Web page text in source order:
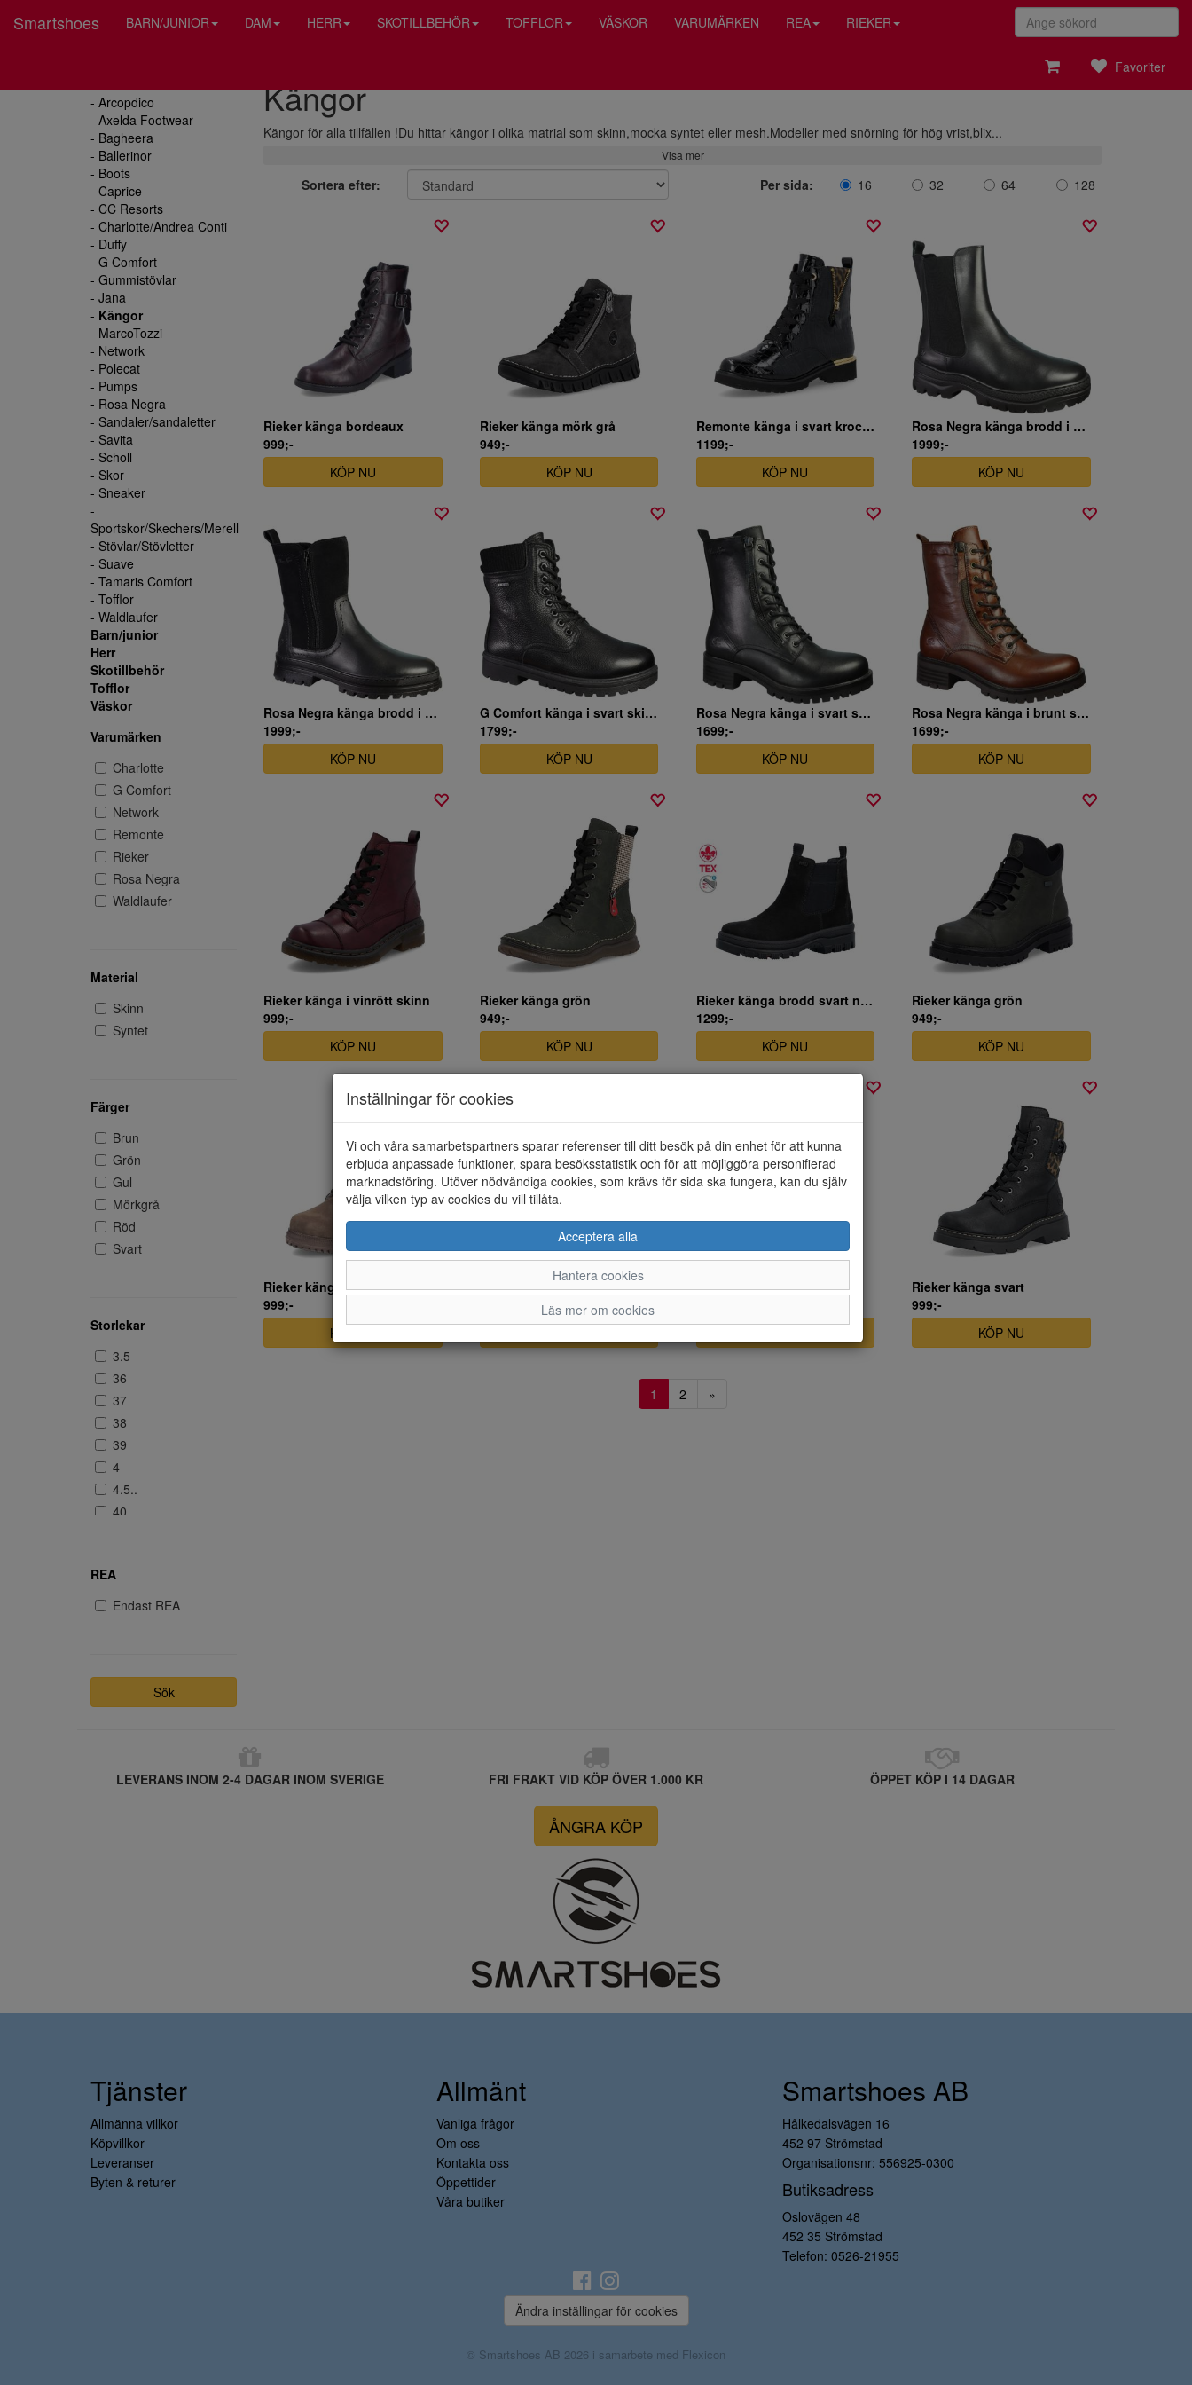
Smartshoes BARN/JUNIOR DAM HERR SKOTILLBEHÖR TOFFLOR VÄSKOR VARUMÄRKEN REA RIEKER
Favoriter
- Arcopdico
- Axelda Footwear
- Bagheera
- Ballerinor
- Boots
- Caprice
- CC Resorts
- Charlotte/Andrea Conti
- Duffy
- G Comfort
- Gummistövlar
- Jana
- Kängor
- MarcoTozzi
- Network
- Polecat
- Pumps
- Rosa Negra
- Sandaler/sandaletter
- Savita
- Scholl
- Skor
- Sneaker
-
Sportskor/Skechers/Merell
- Stövlar/Stövletter
- Suave
- Tamaris Comfort
- Tofflor
- Waldlaufer
Barn/junior
Herr
Skotillbehör
Tofflor
Väskor
Varumärken
Charlotte
G Comfort
Network
Remonte
Rieker
Rosa Negra
Waldlaufer
Material
Skinn
Syntet
Färger
Brun
Grön
Gul
Mörkgrå
Röd
Svart
Storlekar
3.5
36
37
38
39
4
4.5..
40
43
REA
Endast REA
Sök
Kängor
Kängor för alla tillfällen !Du hittar kängor i olika matrial som skinn,mocka syntet eller mesh.Modeller med snörning för hög vrist,blix...
Visa mer
Sortera efter: Per sida: 16 32 64 128
Rieker känga bordeaux
999;-
KÖP NU
Rieker känga mörk grå
949;-
KÖP NU
Remonte känga i svart krockolack
1199;-
KÖP NU
Rosa Negra känga brodd i svart skinn
1999;-
KÖP NU
Rosa Negra känga brodd i svart skinn och mocka
1999;-
KÖP NU
G Comfort känga i svart skinn
1799;-
KÖP NU
Rosa Negra känga i svart skinn
1699;-
KÖP NU
Rosa Negra känga i brunt skinn
1699;-
KÖP NU
Rieker känga i vinrött skinn
999;-
KÖP NU
Rieker känga grön
949;-
KÖP NU
Rieker känga brodd svart nubuck
1299;-
KÖP NU
Rieker känga grön
949;-
KÖP NU
Rieker känga brun
999;-
KÖP NU
Rieker känga brun
Rieker känga mörkbrun
Rieker känga svart
999;-
KÖP NU
1 2 »
LEVERANS INOM 2-4 DAGAR INOM SVERIGE FRI FRAKT VID KÖP ÖVER 1.000 KR ÖPPET KÖP I 14 DAGAR
ÅNGRA KÖP
Inställningar för cookies
Vi och våra samarbetspartners sparar referenser till ditt besök på din enhet för att kunna
erbjuda anpassade funktioner, spara besöksstatistik och för att möjliggöra personifierad
marknadsföring. Utöver nödvändiga cookies, som krävs för sida ska fungera, kan du själv
välja vilken typ av cookies du vill tillåta.
Acceptera alla
Hantera cookies
Läs mer om cookies
Tjänster
Allmänna villkor
Köpvillkor
Leveranser
Byten & returer
Allmänt
Vanliga frågor
Om oss
Kontakta oss
Öppettider
Våra butiker
Smartshoes AB
Hålkedalsvägen 16
452 97 Strömstad
Organisationsnr: 556925-0300
Butiksadress
Oslovägen 48
452 35 Strömstad
Telefon: 0526-21955
Ändra inställingar för cookies
© Smartshoes AB 2026 i samarbete med Flexicon